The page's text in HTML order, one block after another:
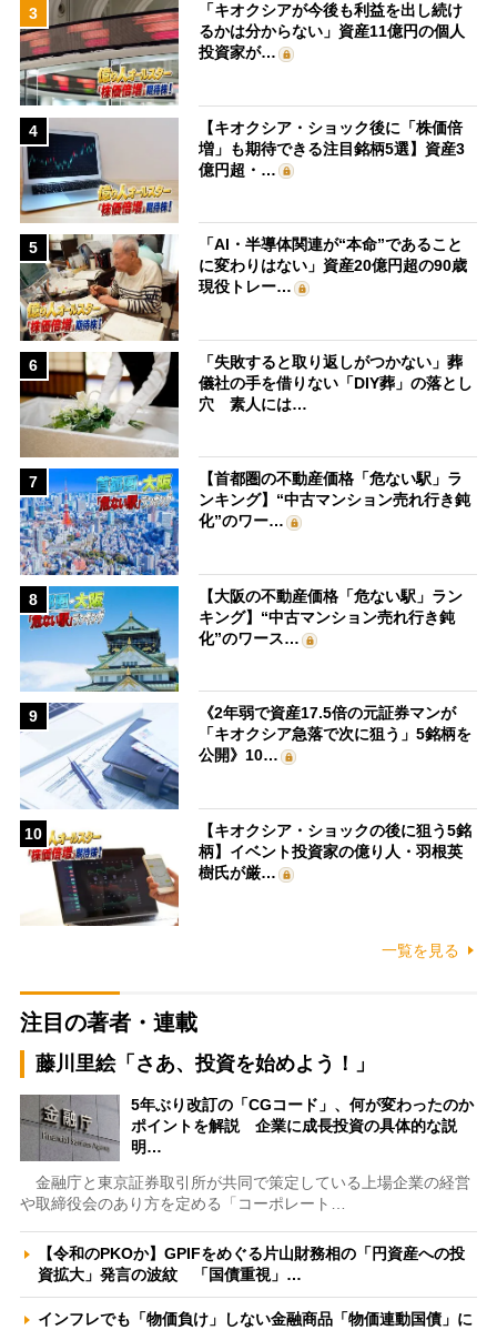
3
「キオクシアが今後も利益を出し続け
るかは分からない」資産11億円の個人
投資家が…
4
【キオクシア・ショック後に「株価倍
増」も期待できる注目銘柄5選】資産3
億円超・…
5
「AI・半導体関連が“本命”であること
に変わりはない」資産20億円超の90歳
現役トレー…
6
「失敗すると取り返しがつかない」葬
儀社の手を借りない「DIY葬」の落とし
穴 素人には…
7
【首都圏の不動産価格「危ない駅」ラ
ンキング】“中古マンション売れ行き鈍
化”のワー…
8
【大阪の不動産価格「危ない駅」ラン
キング】“中古マンション売れ行き鈍
化”のワース…
9
《2年弱で資産17.5倍の元証券マンが
「キオクシア急落で次に狙う」5銘柄を
公開》10…
10
【キオクシア・ショックの後に狙う5銘
柄】イベント投資家の億り人・羽根英
樹氏が厳…
一覧を見る
注目の著者・連載
藤川里絵「さあ、投資を始めよう！」
5年ぶり改訂の「CGコード」、何が変わったのか
ポイントを解説 企業に成長投資の具体的な説
明…
金融庁と東京証券取引所が共同で策定している上場企業の経営
や取締役会のあり方を定める「コーポレート…
【令和のPKOか】GPIFをめぐる片山財務相の「円資産への投
資拡大」発言の波紋 「国債重視」…
インフレでも「物価負け」しない金融商品「物価連動国債」に